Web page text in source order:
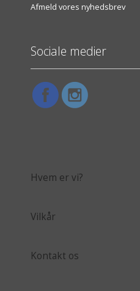
Afmeld vores nyhedsbrev
Sociale medier
Hvem er vi?
Vilkår
Kontakt os